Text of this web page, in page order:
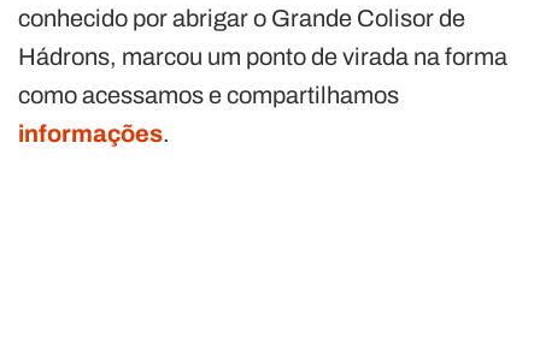
conhecido por abrigar o Grande Colisor de
Hádrons, marcou um ponto de virada na forma
como acessamos e compartilhamos
informações.